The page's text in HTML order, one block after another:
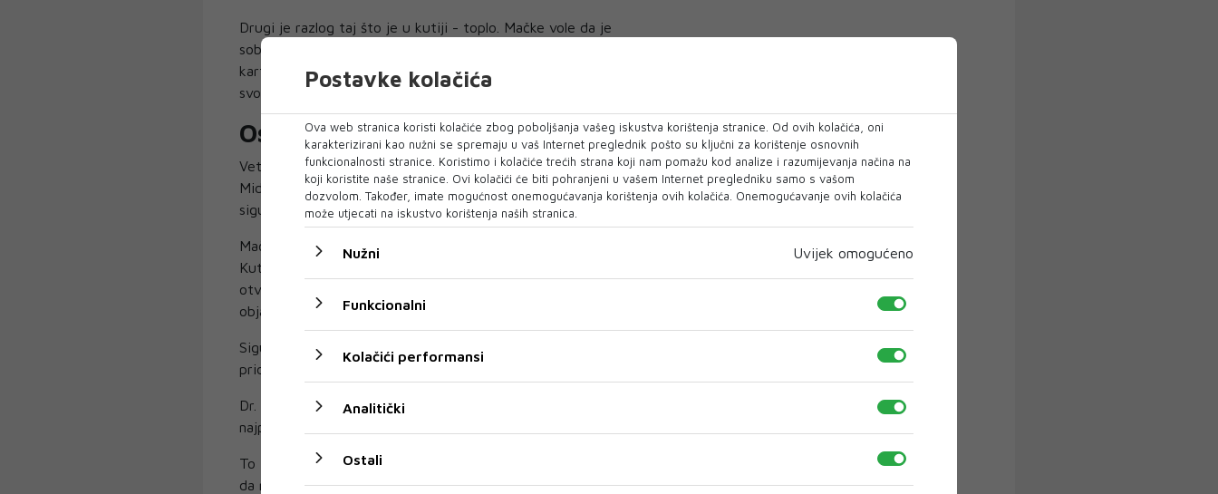
Drugi je razlog taj što je u kutiji - toplo. Mačke vole da je
sobna temperatura viša od one koja odgovara većini ljudi, a s obzirom na to da je
karton odličan izolator, mačke se često uvlače u kartonske kutije da bi očuvale
svoju tjelesnu toplinu.
Osjećaj sigurnosti
Veterinar i vlasnik klinike za životinje 'Juniper Valley' u njujorškoj gradskoj četvrti
Middle Village, Matthew McCarthy pojašnjava da kutije mačkama pružaju osjećaj
sigurnosti.
Mačke su i grabežljivci i plijen, no zbog ovog potonjeg mnoge su sklone samozaštiti.
Kutije im nude svojevrsnu sigurnu zonu jer ih čuvaju od opasnosti koje vrebaju na
otvorenim prostorima i omogućuju lakši bijeg kad uoče potencijalnu prijetnju,
objasnio je McCarthy.
Sigurnost zatvorenog i zaštićenog prostora, u ovom slučaju kutije, u mačaka
pridonosi smanjenju stresa.
Dr. McCarthy kaže i da mačkama odgovara tekstura kartona. Ona je za njih jedan od
najpodatnijih materijala za grebanje.
To im omogućuje da vidljivim oznakama i svojim mirisom označe vlastiti teritorij,
da naoštre kandže, uklone zadebljane kandže i istegnu mišiće, pojasnio je.
Postavke kolačića
Ova web stranica koristi kolačiće zbog poboljšanja vašeg iskustva korištenja stranice. Od ovih kolačića, oni
karakterizirani kao nužni se spremaju u vaš Internet preglednik pošto su ključni za korištenje osnovnih
funkcionalnosti stranice. Koristimo i kolačiće trećih strana koji nam pomažu kod analize i razumijevanja načina na
koji koristite naše stranice. Ovi kolačići će biti pohranjeni u vašem Internet pregledniku samo s vašom
dozvolom. Također, imate mogućnost onemogućavanja korištenja ovih kolačića. Onemogućavanje ovih kolačića
može utjecati na iskustvo korištenja naših stranica.
Nužni Uvijek omogućeno
Funkcionalni
Kolačići performansi
Analitički
Ostali